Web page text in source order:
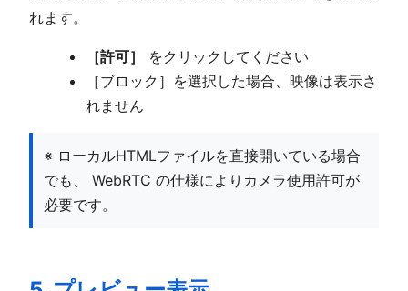
れます。
［許可］
をクリックしてください
［ブロック］を選択した場合、映像は表示さ
れません
※ ローカルHTMLファイルを直接開いている場合
でも、 WebRTC の仕様によりカメラ使用許可が
必要です。